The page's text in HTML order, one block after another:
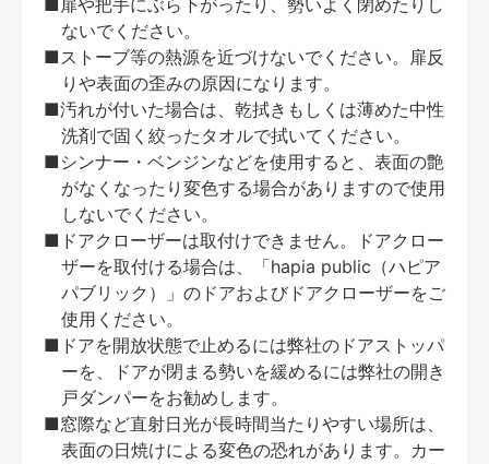
■扉や把手にぶら下がったり、勢いよく閉めたりし
ないでください。
■ストーブ等の熱源を近づけないでください。扉反
りや表面の歪みの原因になります。
■汚れが付いた場合は、乾拭きもしくは薄めた中性
洗剤で固く絞ったタオルで拭いてください。
■シンナー・ベンジンなどを使用すると、表面の艶
がなくなったり変色する場合がありますので使用
しないでください。
■ドアクローザーは取付けできません。ドアクロー
ザーを取付ける場合は、「hapia public（ハピア
パブリック）」のドアおよびドアクローザーをご
使用ください。
■ドアを開放状態で止めるには弊社のドアストッパ
ーを、ドアが閉まる勢いを緩めるには弊社の開き
戸ダンパーをお勧めします。
■窓際など直射日光が長時間当たりやすい場所は、
表面の日焼けによる変色の恐れがあります。カー